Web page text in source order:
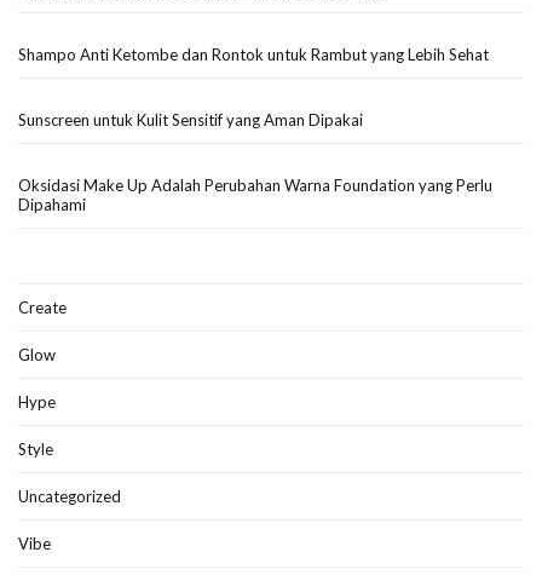
Shampo Anti Ketombe dan Rontok untuk Rambut yang Lebih Sehat
Sunscreen untuk Kulit Sensitif yang Aman Dipakai
Oksidasi Make Up Adalah Perubahan Warna Foundation yang Perlu
Dipahami
Create
Glow
Hype
Style
Uncategorized
Vibe